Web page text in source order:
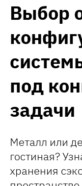
Выбор
под
задачи
Металл или
гостиная?
хранения